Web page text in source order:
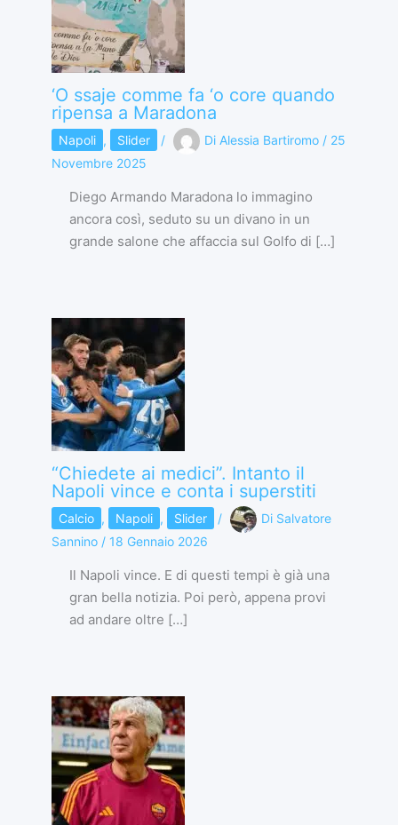
‘O ssaje comme fa ‘o core quando
ripensa a Maradona
Napoli , Slider / Di Alessia Bartiromo / 25
Novembre 2025
Diego Armando Maradona lo immagino
ancora così, seduto su un divano in un
grande salone che affaccia sul Golfo di […]
“Chiedete ai medici”. Intanto il
Napoli vince e conta i superstiti
Calcio , Napoli , Slider / Di Salvatore
Sannino / 18 Gennaio 2026
Il Napoli vince. E di questi tempi è già una
gran bella notizia. Poi però, appena provi
ad andare oltre […]